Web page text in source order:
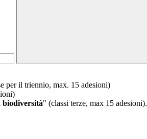
per il triennio, max. 15 adesioni)
biodiversità" (classi terze, max 15 adesioni).